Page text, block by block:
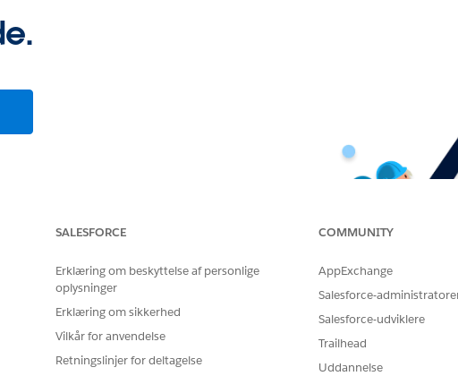
SALESFORCE
Erklæring om beskyttelse af personlige
oplysninger
Erklæring om sikkerhed
Vilkår for anvendelse
Retningslinjer for deltagelse
COMMUNITY
AppExchange
Salesforce-
Salesforce-udviklere
Trailhead
Uddannelse